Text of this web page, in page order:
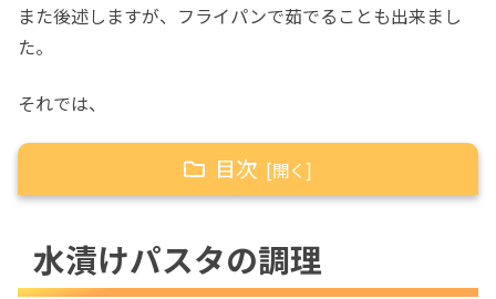
また後述しますが、フライパンで茹でることも出来まし
た。
それでは、
目次
1.生パスタに近い食感
2.費用の節約になる
水漬けパスタの調理